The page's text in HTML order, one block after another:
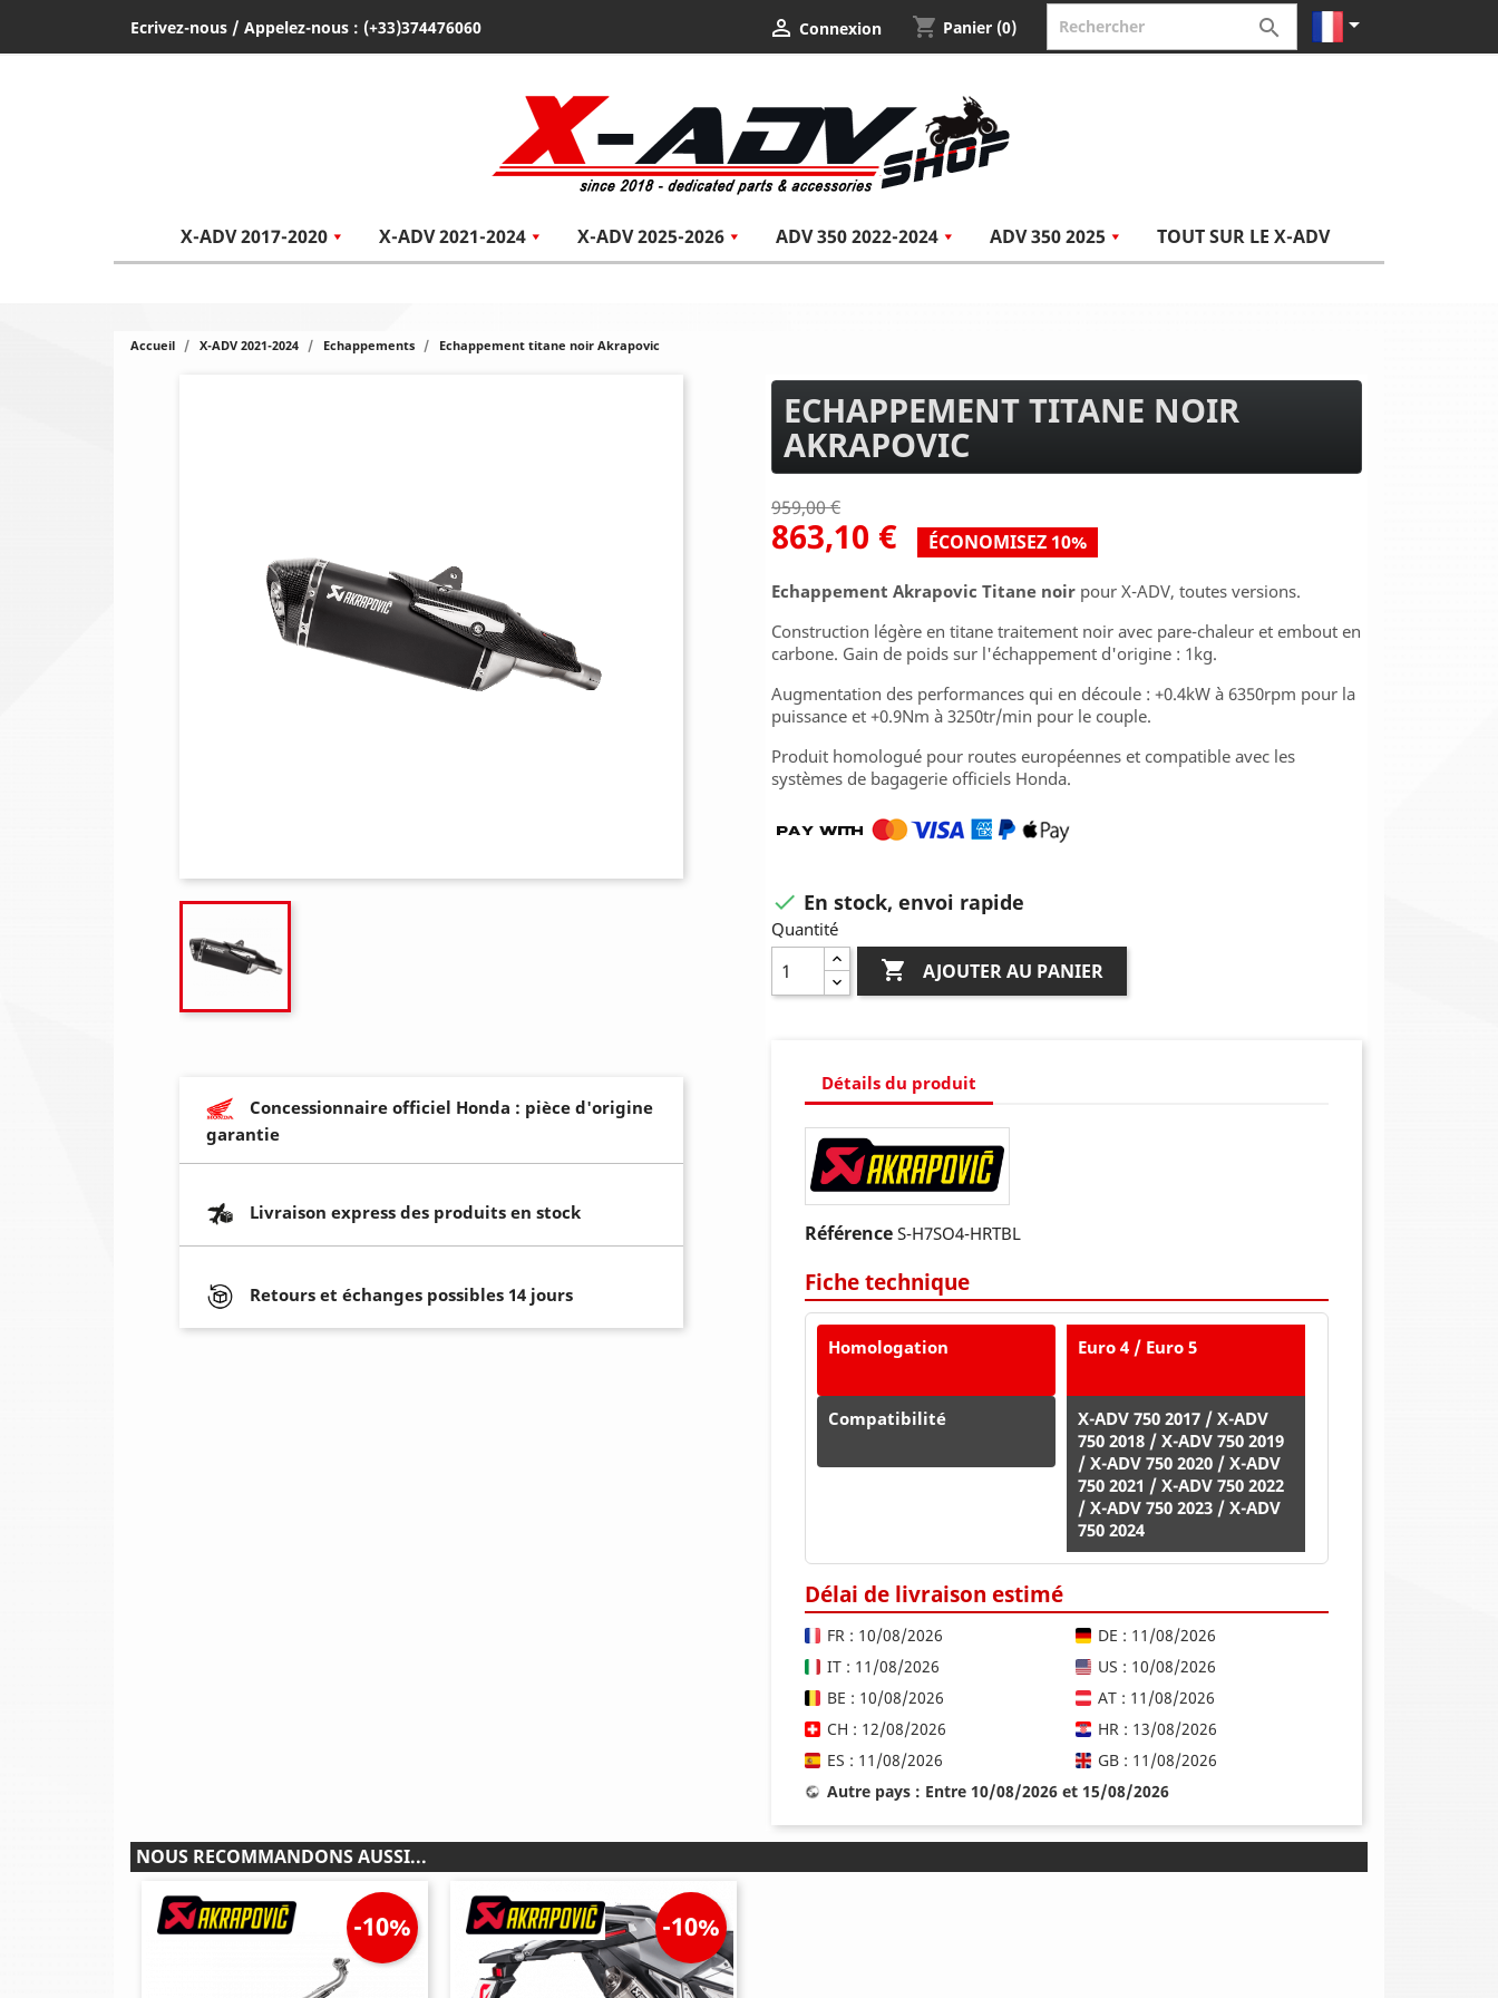
Ecrivez-nous / Appelez-nous : (+33)374476060  Connexion shopping_cart Panier (0)  
X-ADV 2017-2020 X-ADV 2021-2024 X-ADV 2025-2026 ADV 350 2022-2024 ADV 350 2025 TOUT SUR LE X-ADV
Accueil X-ADV 2021-2024 Echappements Echappement titane noir Akrapovic
Concessionnaire officiel Honda : pièce d'origine
garantie
Livraison express des produits en stock
Retours et échanges possibles 14 jours
ECHAPPEMENT TITANE NOIR
AKRAPOVIC
959,00 €
863,10 € ÉCONOMISEZ 10%
Echappement Akrapovic Titane noir pour X-ADV, toutes versions.
Construction légère en titane traitement noir avec pare-chaleur et embout en
carbone. Gain de poids sur l'échappement d'origine : 1kg.
Augmentation des performances qui en découle : +0.4kW à 6350rpm pour la
puissance et +0.9Nm à 3250tr/min pour le couple.
Produit homologué pour routes européennes et compatible avec les
systèmes de bagagerie officiels Honda.
 En stock, envoi rapide
Quantité
 AJOUTER AU PANIER
Détails du produit
Référence S-H7SO4-HRTBL
Fiche technique
Homologation Euro 4 / Euro 5
Compatibilité
X-ADV 750 2017 / X-ADV
750 2018 / X-ADV 750 2019
/ X-ADV 750 2020 / X-ADV
750 2021 / X-ADV 750 2022
/ X-ADV 750 2023 / X-ADV
750 2024
Délai de livraison estimé
FR : 10/08/2026
DE : 11/08/2026
IT : 11/08/2026
US : 10/08/2026
BE : 10/08/2026
AT : 11/08/2026
CH : 12/08/2026
HR : 13/08/2026
ES : 11/08/2026
GB : 11/08/2026
Autre pays : Entre 10/08/2026 et 15/08/2026
NOUS RECOMMANDONS AUSSI...
-10% -10%